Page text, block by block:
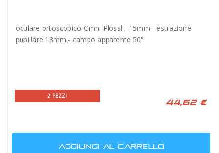
oculare ortoscopico Omni Plossl - 15mm - estrazione
pupillare 13mm - campo apparente 50°
2 PEZZI
44,62 €
AGGIUNGI AL CARRELLO